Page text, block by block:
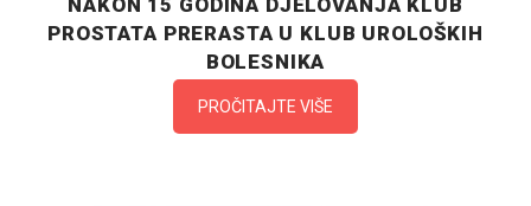
PROSTATA PRERASTA U KLUB UROLOŠKIH
BOLESNIKA
PROČITAJTE VIŠE